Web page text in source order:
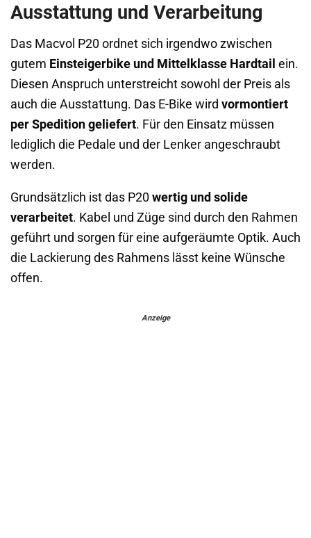
Ausstattung und Verarbeitung
Das Macvol P20 ordnet sich irgendwo zwischen
gutem Einsteigerbike und Mittelklasse Hardtail ein.
Diesen Anspruch unterstreicht sowohl der Preis als
auch die Ausstattung. Das E-Bike wird vormontiert
per Spedition geliefert. Für den Einsatz müssen
lediglich die Pedale und der Lenker angeschraubt
werden.
Grundsätzlich ist das P20 wertig und solide
verarbeitet. Kabel und Züge sind durch den Rahmen
geführt und sorgen für eine aufgeräumte Optik. Auch
die Lackierung des Rahmens lässt keine Wünsche
offen.
Anzeige